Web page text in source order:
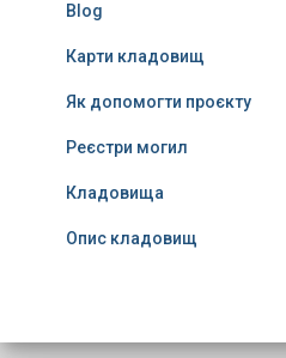
Blog
Карти кладовищ
Як допомогти проєкту
Реєстри могил
Кладовища
Опис кладовищ